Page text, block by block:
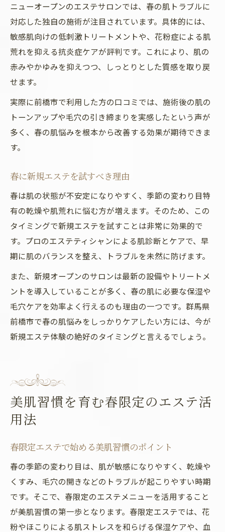
ニューオープンのエステサロンでは、春の肌トラブルに
対応した独自の施術が注目されています。具体的には、
敏感肌向けの低刺激トリートメントや、花粉症による肌
荒れを抑える抗炎症ケアが評判です。これにより、肌の
赤みやかゆみを抑えつつ、しっとりとした質感を取り戻
せます。
実際に前橋市で利用した方の口コミでは、施術後の肌の
トーンアップや毛穴の引き締まりを実感したという声が
多く、春の肌悩みを根本から改善する効果が期待できま
す。
春に新規エステを試すべき理由
春は肌の状態が不安定になりやすく、季節の変わり目特
有の乾燥や肌荒れに悩む方が増えます。そのため、この
タイミングで新規エステを試すことは非常に効果的で
す。プロのエステティシャンによる肌診断とケアで、早
期に肌のバランスを整え、トラブルを未然に防げます。
また、新規オープンのサロンは最新の設備やトリートメ
ントを導入していることが多く、春の肌に必要な保湿や
毛穴ケアを効率よく行えるのも理由の一つです。群馬県
前橋市で春の肌悩みをしっかりケアしたい方には、今が
新規エステ体験の絶好のタイミングと言えるでしょう。
美肌習慣を育む春限定のエステ活
用法
春限定エステで始める美肌習慣のポイント
春の季節の変わり目は、肌が敏感になりやすく、乾燥や
くすみ、毛穴の開きなどのトラブルが起こりやすい時期
です。そこで、春限定のエステメニューを活用すること
が美肌習慣の第一歩となります。春限定エステでは、花
粉やほこりによる肌ストレスを和らげる保湿ケアや、血